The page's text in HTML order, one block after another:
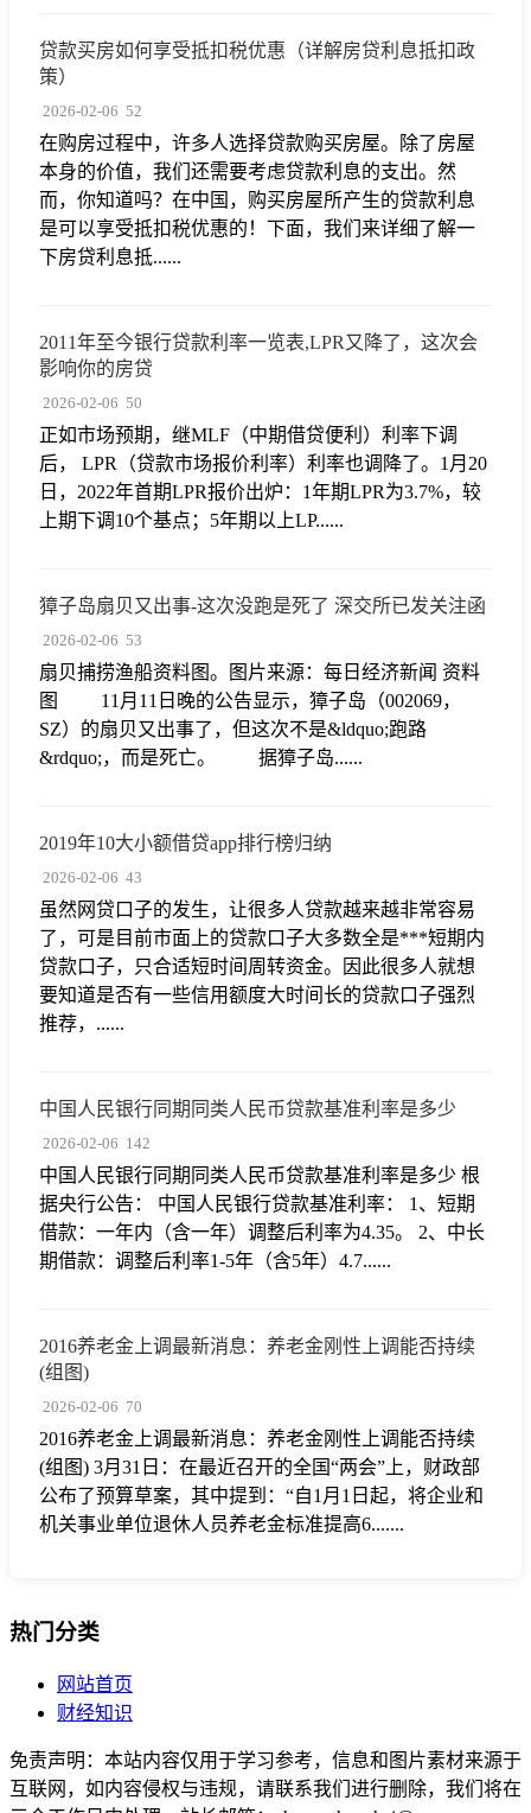
贷款买房如何享受抵扣税优惠（详解房贷利息抵扣政
策）
2026-02-06 52
在购房过程中，许多人选择贷款购买房屋。除了房屋
本身的价值，我们还需要考虑贷款利息的支出。然
而，你知道吗？在中国，购买房屋所产生的贷款利息
是可以享受抵扣税优惠的！下面，我们来详细了解一
下房贷利息抵......
2011年至今银行贷款利率一览表,LPR又降了，这次会
影响你的房贷
2026-02-06 50
正如市场预期，继MLF（中期借贷便利）利率下调
后， LPR（贷款市场报价利率）利率也调降了。1月20
日，2022年首期LPR报价出炉：1年期LPR为3.7%，较
上期下调10个基点；5年期以上LP......
獐子岛扇贝又出事-这次没跑是死了 深交所已发关注函
2026-02-06 53
扇贝捕捞渔船资料图。图片来源：每日经济新闻 资料
图 11月11日晚的公告显示，獐子岛（002069，
SZ）的扇贝又出事了，但这次不是&ldquo;跑路
&rdquo;，而是死亡。 据獐子岛......
2019年10大小额借贷app排行榜归纳
2026-02-06 43
虽然网贷口子的发生，让很多人贷款越来越非常容易
了，可是目前市面上的贷款口子大多数全是***短期内
贷款口子，只合适短时间周转资金。因此很多人就想
要知道是否有一些信用额度大时间长的贷款口子强烈
推荐，......
中国人民银行同期同类人民币贷款基准利率是多少
2026-02-06 142
中国人民银行同期同类人民币贷款基准利率是多少 根
据央行公告： 中国人民银行贷款基准利率： 1、短期
借款：一年内（含一年）调整后利率为4.35。 2、中长
期借款：调整后利率1-5年（含5年）4.7......
2016养老金上调最新消息：养老金刚性上调能否持续
(组图)
2026-02-06 70
2016养老金上调最新消息：养老金刚性上调能否持续
(组图) 3月31日：在最近召开的全国“两会”上，财政部
公布了预算草案，其中提到：“自1月1日起，将企业和
机关事业单位退休人员养老金标准提高6.......
热门分类
网站首页
财经知识
免责声明：本站内容仅用于学习参考，信息和图片素材来源于
互联网，如内容侵权与违规，请联系我们进行删除，我们将在